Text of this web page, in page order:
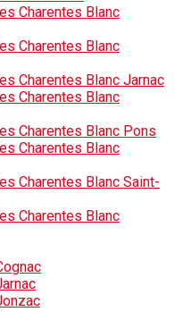
Charentes Blanc
Charentes Blanc
Charentes Blanc Jarnac
Charentes Blanc
Charentes Blanc Pons
Charentes Blanc
Charentes Blanc Saint-
Charentes Blanc